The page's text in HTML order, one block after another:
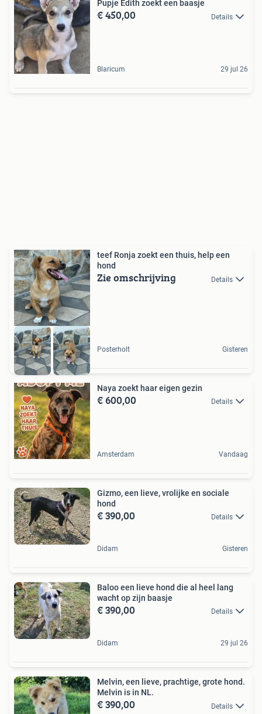
Pupje Edith zoekt een baasje
€ 450,00 Details
Blaricum 29 jul 26
teef Ronja zoekt een thuis, help een
hond
Zie omschrijving Details
Posterholt Gisteren
Naya zoekt haar eigen gezin
€ 600,00 Details
Amsterdam Vandaag
Gizmo, een lieve, vrolijke en sociale
hond
€ 390,00 Details
Didam Gisteren
Baloo een lieve hond die al heel lang
wacht op zijn baasje
€ 390,00 Details
Didam 29 jul 26
Melvin, een lieve, prachtige, grote hond.
Melvin is in NL.
€ 390,00 Details